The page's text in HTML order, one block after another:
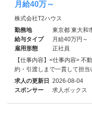
月給40万～
株式会社T2ハウス
勤務地
東京都 東大和
給与タイプ
月給40万円～
雇用形態
正社員
【仕事内容】<仕事内容> 不
約・引渡しまで一貫して担
求人の更新日 2026-08-04
スポンサー
求人ボックス